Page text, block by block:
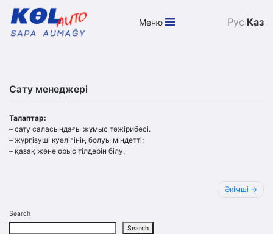
content
Меню Рус/Каз
Сату менеджері
Талаптар:
– сату саласындағы жұмыс тәжірибесі.
– жүргізуші куәлігінің болуы міндетті;
– қазақ және орыс тілдерін білу.
navigation
Әкімші
Search
Search